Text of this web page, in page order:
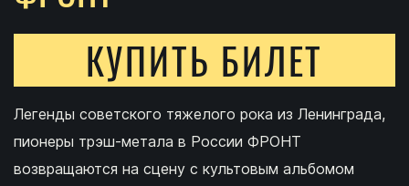
АРХИВ
АККРЕДИТАЦИЯ
КОНТАКТЫ
КУПИТЬ БИЛЕТ
Легенды советского тяжелого рока из Ленинграда,
пионеры трэш-метала в России ФРОНТ
возвращаются на сцену с культовым альбомом